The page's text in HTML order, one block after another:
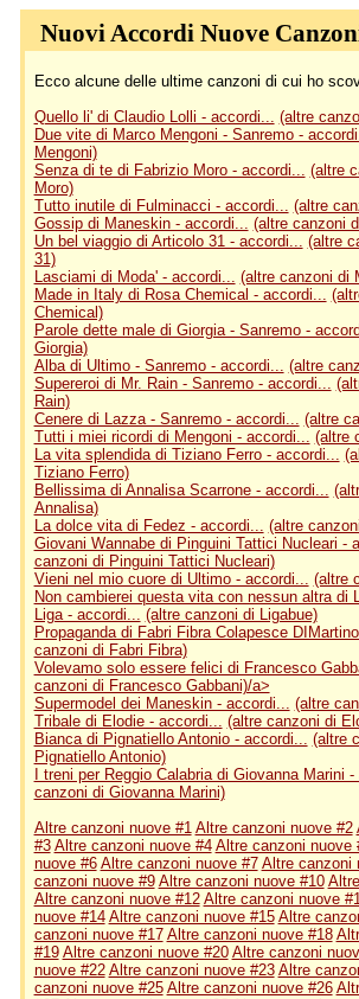
Nuovi Accordi Nuove
Ecco alcune delle ultime canzoni di cui ho
Quello li' di Claudio Lolli - accordi... (altre
Due vite di Marco Mengoni - Sanremo -
Mengoni)
Senza di te di Fabrizio Moro - accordi... (altre
Moro)
Tutto inutile di Fulminacci - accordi... (altre
Gossip di Maneskin - accordi... (altre canzoni
Un bel viaggio di Articolo 31 - accordi... (altre
31)
Lasciami di Moda' - accordi... (altre canzoni di
Made in Italy di Rosa Chemical - accordi...
Chemical)
Parole dette male di Giorgia - Sanremo -
Giorgia)
Alba di Ultimo - Sanremo - accordi... (altre
Supereroi di Mr. Rain - Sanremo - accordi...
Rain)
Cenere di Lazza - Sanremo - accordi... (altre
Tutti i miei ricordi di Mengoni - accordi... (altre
La vita splendida di Tiziano Ferro - accordi...
Tiziano Ferro)
Bellissima di Annalisa Scarrone - accordi...
Annalisa)
La dolce vita di Fedez - accordi... (altre
Giovani Wannabe di Pinguini Tattici Nucleari -
canzoni di Pinguini Tattici Nucleari)
Vieni nel mio cuore di Ultimo - accordi... (altre
Non cambierei questa vita con nessun altra di
Liga - accordi... (altre canzoni di Ligabue)
Propaganda di Fabri Fibra Colapesce
canzoni di Fabri Fibra)
Volevamo solo essere felici di Francesco
canzoni di Francesco Gabbani)/a>
Supermodel dei Maneskin - accordi... (altre
Tribale di Elodie - accordi... (altre canzoni di
Bianca di Pignatiello Antonio - accordi... (altre
Pignatiello Antonio)
I treni per Reggio Calabria di Giovanna Marini
canzoni di Giovanna Marini)
Altre canzoni nuove #1 Altre canzoni nuove #2
#3 Altre canzoni nuove #4 Altre canzoni nuove
nuove #6 Altre canzoni nuove #7 Altre canzoni
canzoni nuove #9 Altre canzoni nuove #10
Altre canzoni nuove #12 Altre canzoni nuove
nuove #14 Altre canzoni nuove #15 Altre
canzoni nuove #17 Altre canzoni nuove #18
#19 Altre canzoni nuove #20 Altre canzoni
nuove #22 Altre canzoni nuove #23 Altre
canzoni nuove #25 Altre canzoni nuove #26